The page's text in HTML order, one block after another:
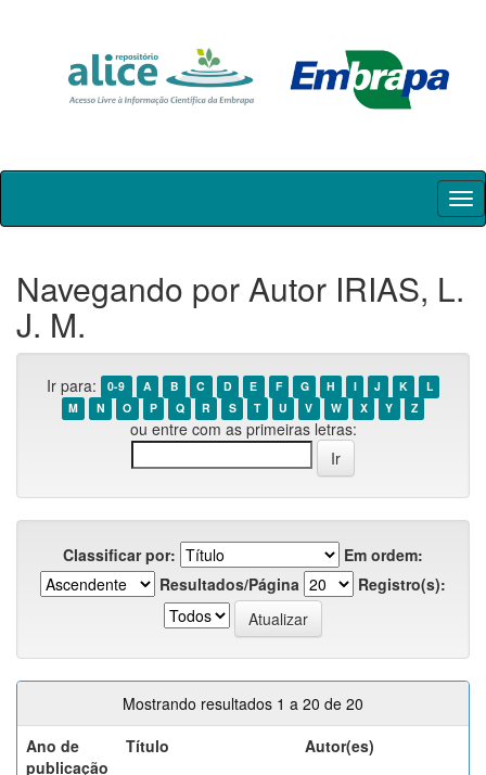
Skip
Navegando por Autor IRIAS, L.
J. M.
Ir para: 0-9 A B C D E F G H I J K
L
M
N O P Q R S T U V W X Y Z
ou entre com as primeiras letras:
Classificar por:
Em ordem:
Resultados/Página
Registro(s):
Mostrando resultados 1 a 20 de 20
Ano de
publicação
Título Autor(es)